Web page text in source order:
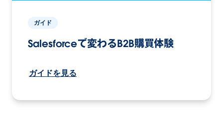
ガイド
Salesforceで変わるB2B購買体験
ガイドを見る